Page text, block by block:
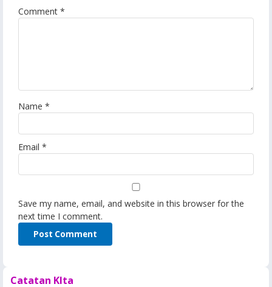
Comment *
Name *
Email *
Save my name, email, and website in this browser for the
next time I comment.
Catatan KIta